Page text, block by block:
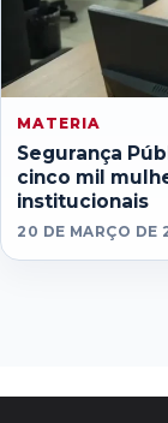
MATERIA
Segurança
cinco mil
institucionais
20 DE MARÇO DE